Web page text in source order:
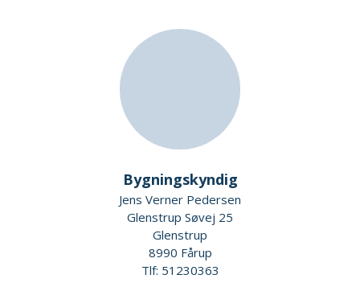
Bygningskyndig
Jens Verner Pedersen
Glenstrup Søvej 25
Glenstrup
8990 Fårup
Tlf: 51230363